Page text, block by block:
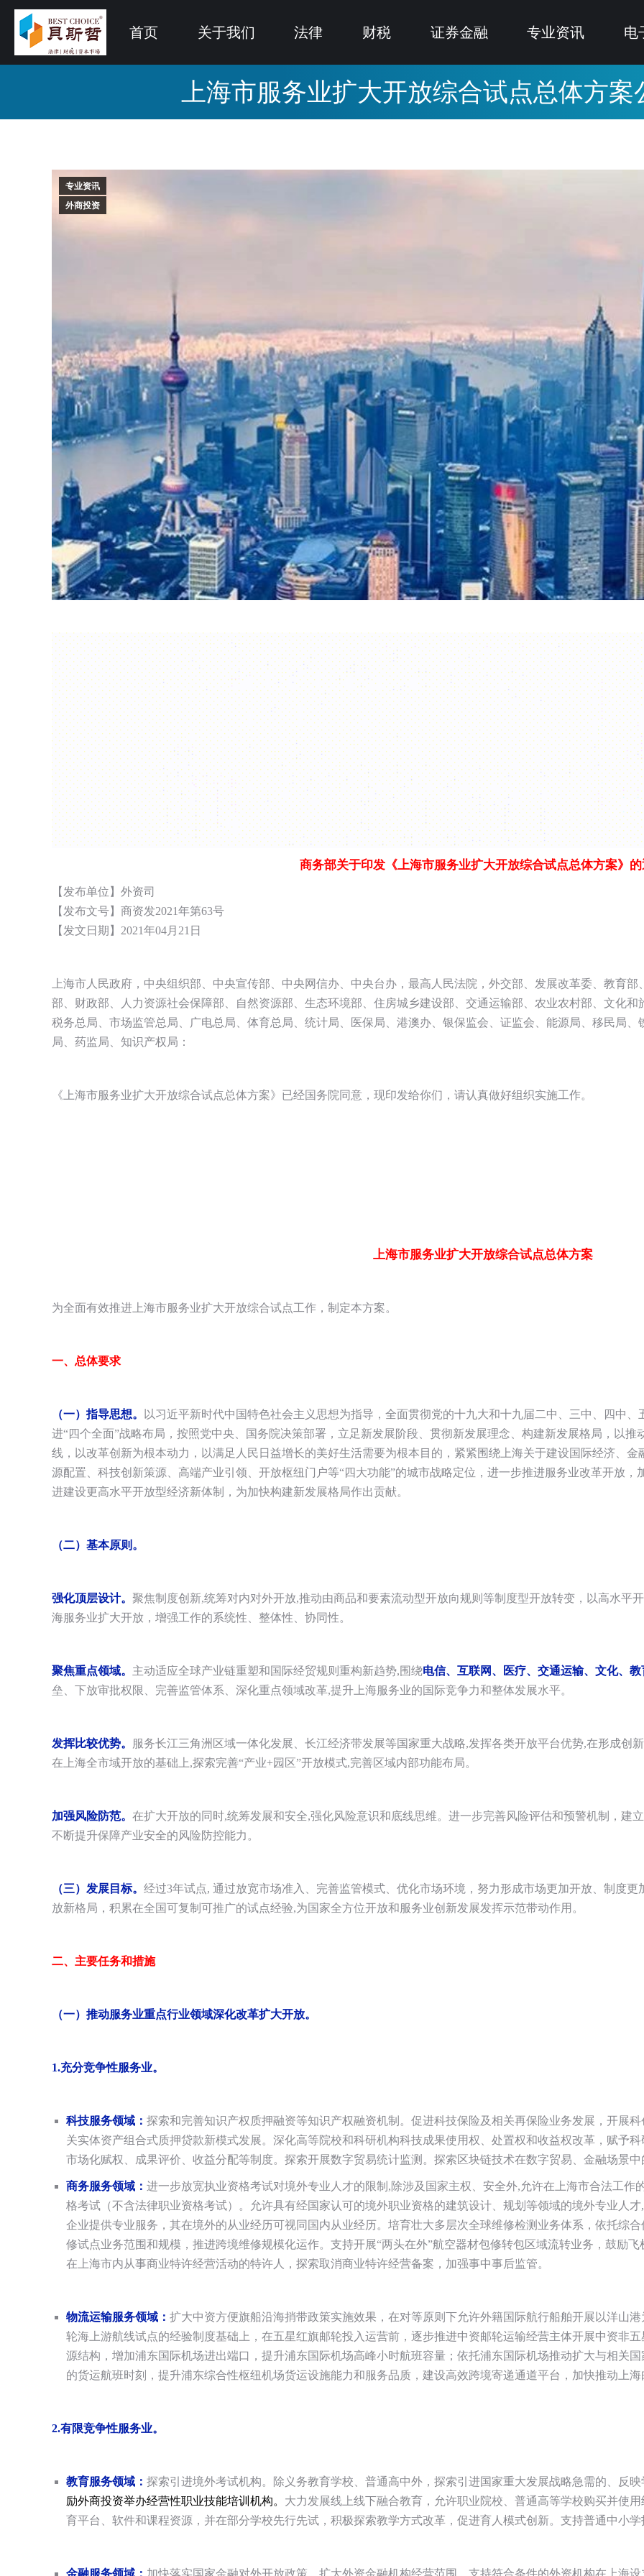
首页 关于我们 法律 财税 证券金融 专业资讯 电
上海市服务业扩大开放综合试点总体方
专业资讯
外商投资
商务部关于印发《上海市服务业扩大开放综合试点总体方案》
【发布单位】外资司
【发布文号】商资发2021年第63号
【发文日期】2021年04月21日
上海市人民政府，中央组织部、中央宣传部、中央网信办、中央台办，最高人民法院，外交部、发展改革委、教育
部、财政部、人力资源社会保障部、自然资源部、生态环境部、住房城乡建设部、交通运输部、农业农村部、文化
税务总局、市场监管总局、广电总局、体育总局、统计局、医保局、港澳办、银保监会、证监会、能源局、移民局
局、药监局、知识产权局：
《上海市服务业扩大开放综合试点总体方案》已经国务院同意，现印发给你们，请认真做好组织实施工作。
上海市服务业扩大开放综合试点总体方案
为全面有效推进上海市服务业扩大开放综合试点工作，制定本方案。
一、总体要求
（一）指导思想。
以习近平新时代中国特色社会主义思想为指导，全面贯彻党的十九大和十九届二中、三中、四中
进“四个全面”战略布局，按照党中央、国务院决策部署，立足新发展阶段、贯彻新发展理念、构建新发展格局，以
线，以改革创新为根本动力，以满足人民日益增长的美好生活需要为根本目的，紧紧围绕上海关于建设国际经济、
源配置、科技创新策源、高端产业引领、开放枢纽门户等“四大功能”的城市战略定位，进一步推进服务业改革开放
进建设更高水平开放型经济新体制，为加快构建新发展格局作出贡献。
（二）基本原则。
强化顶层设计。 聚焦制度创新,统筹对内对外开放,推动由商品和要素流动型开放向规则等制度型开放转变，以高水平
海服务业扩大开放，增强工作的系统性、整体性、协同性。
聚焦重点领域。 主动适应全球产业链重塑和国际经贸规则重构新趋势,围绕电信、互联网、医疗、交通运输、文化、教
垒、下放审批权限、完善监管体系、深化重点领域改革,提升上海服务业的国际竞争力和整体发展水平。
发挥比较优势。
服务长江三角洲区域一体化发展、长江经济带发展等国家重大战略,发挥各类开放平台优势,在形成创
在上海全市域开放的基础上,探索完善“产业+园区”开放模式,完善区域内部功能布局。
加强风险防范。 在扩大开放的同时,统筹发展和安全,强化风险意识和底线思维。进一步完善风险评估和预警机制，建
不断提升保障产业安全的风险防控能力。
（三）发展目标。 经过3年试点, 通过放宽市场准入、完善监管模式、优化市场环境，努力形成市场更加开放、制度
放新格局，积累在全国可复制可推广的试点经验,为国家全方位开放和服务业创新发展发挥示范带动作用。
二、主要任务和措施
（一）推动服务业重点行业领域深化改革扩大开放。
1.充分竞争性服务业。
科技服务领域： 探索和完善知识产权质押融资等知识产权融资机制。促进科技保险及相关再保险业务发展，开展
关实体资产组合式质押贷款新模式发展。深化高等院校和科研机构科技成果使用权、处置权和收益权改革，赋予
市场化赋权、成果评价、收益分配等制度。探索开展数字贸易统计监测。探索区块链技术在数字贸易、金融场景
商务服务领域： 进一步放宽执业资格考试对境外专业人才的限制,除涉及国家主权、安全外,允许在上海市合法工
格考试（不含法律职业资格考试）。允许具有经国家认可的境外职业资格的建筑设计、规划等领域的境外专业人
企业提供专业服务，其在境外的从业经历可视同国内从业经历。培育壮大多层次全球维修检测业务体系，依托综
修试点业务范围和规模，推进跨境维修规模化运作。支持开展“两头在外”航空器材包修转包区域流转业务，鼓励
在上海市内从事商业特许经营活动的特许人，探索取消商业特许经营备案，加强事中事后监管。
物流运输服务领域： 扩大中资方便旗船沿海捎带政策实施效果，在对等原则下允许外籍国际航行船舶开展以洋山
轮海上游航线试点的经验制度基础上，在五星红旗邮轮投入运营前，逐步推进中资邮轮运输经营主体开展中资非
源结构，增加浦东国际机场进出端口，提升浦东国际机场高峰小时航班容量；依托浦东国际机场推动扩大与相关
的货运航班时刻，提升浦东综合性枢纽机场货运设施能力和服务品质，建设高效跨境寄递通道平台，加快推动上
2.有限竞争性服务业。
教育服务领域： 探索引进境外考试机构。除义务教育学校、普通高中外，探索引进国家重大发展战略急需的、反
励外商投资举办经营性职业技能培训机构。 大力发展线上线下融合教育，允许职业院校、普通高等学校购买并使
育平台、软件和课程资源，并在部分学校先行先试，积极探索教学方式改革，促进育人模式创新。支持普通中小